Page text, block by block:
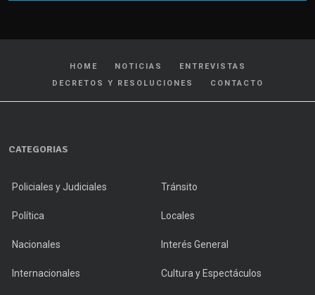
HOME NOTICIAS
ENTREVISTAS
DECRETOS Y RESOLUCIONES
CONTACTO
CATEGORIAS
Policiales y Judiciales Tránsito
Política Locales
Nacionales Interés General
Internacionales Cultura y Espectáculos